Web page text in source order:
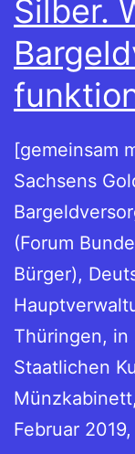
Silber.
[gemeinsam
Sachsens
(Forum
Bürger),
Thüringen, in
Staatlichen
Februar